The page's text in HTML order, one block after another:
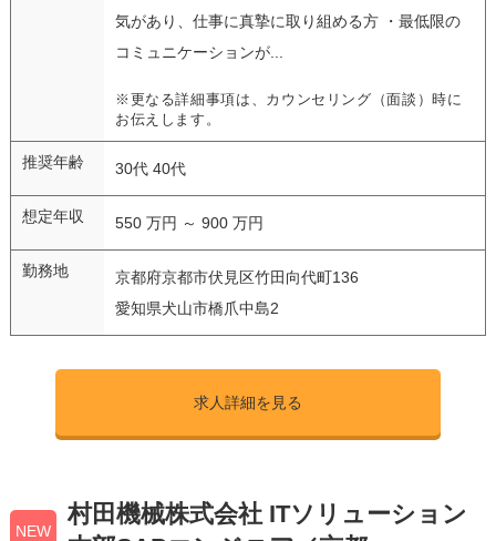
気があり、仕事に真摯に取り組める方 ・最低限の
コミュニケーションが...
※更なる詳細事項は、カウンセリング（面談）時に
お伝えします。
推奨年齢 30代 40代
想定年収 550 万円 ～ 900 万円
勤務地
京都府京都市伏見区竹田向代町136
愛知県犬山市橋爪中島2
求人詳細を見る
NEW
村田機械株式会社 ITソリューション